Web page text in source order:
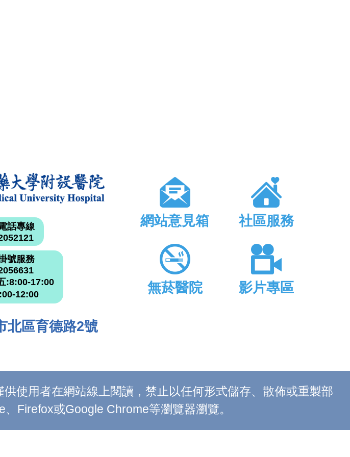
話專線
號服務
:8:00-17:00
12:00
北區育德路2號
網站意見箱 社區服務
無菸醫院 影片專區
使用者在網站線上閱讀，禁止以任何形式儲存、散佈或重製部
Firefox或Google Chrome等瀏覽器瀏覽。